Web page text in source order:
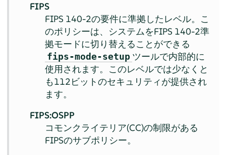
FIPS
FIPS 140-2の要件に準拠したレベル。こ
のポリシーは、システムをFIPS 140-2準
拠モードに切り替えることができる
fips-mode-setup ツールで内部的に
使用されます。このレベルでは少なくと
も112ビットのセキュリティが提供され
ます。
FIPS:OSPP
コモンクライテリア(CC)の制限がある
FIPSのサブポリシー。